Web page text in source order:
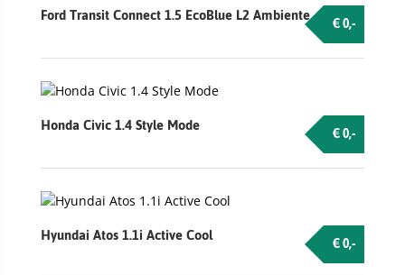
Ford Transit Connect 1.5 EcoBlue L2 Ambiente € 0,-
Honda Civic 1.4 Style Mode € 0,-
Hyundai Atos 1.1i Active Cool € 0,-